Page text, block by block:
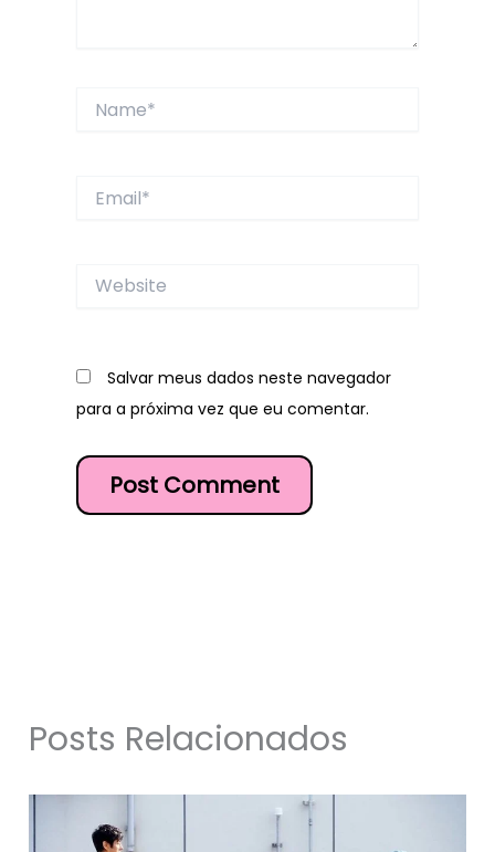
Website
Salvar meus dados neste navegador
para a próxima vez que eu comentar.
Posts Relacionados